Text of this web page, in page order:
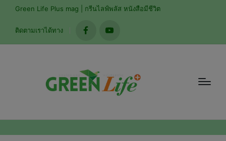
Green Life Plus mag | กรีนไลฟ์พลัส หนังสือมีชีวิต
ติดตามเราได้ทาง
facebookyoutube
modal-check